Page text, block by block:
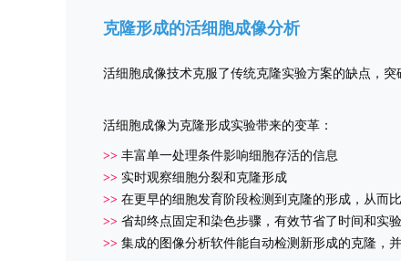
克隆形成的活细胞成像分析
活细胞成像技术克服了传统克隆实验方案的缺点，
活细胞成像为克隆形成实验带来的变革：
>> 丰富单一处理条件影响细胞存活的信息
>> 实时观察细胞分裂和克隆形成
>> 在更早的细胞发育阶段检测到克隆的形成，从而
>> 省却终点固定和染色步骤，有效节省了时间和实
>> 集成的图像分析软件能自动检测新形成的克隆，